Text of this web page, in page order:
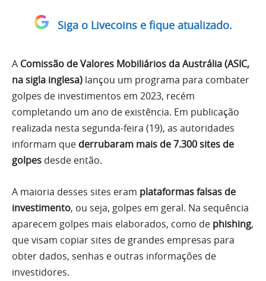
Siga o Livecoins e fique atualizado.
A Comissão de Valores Mobiliários da Austrália (ASIC,
na sigla inglesa) lançou um programa para combater
golpes de investimentos em 2023, recém
completando um ano de existência. Em publicação
realizada nesta segunda-feira (19), as autoridades
informam que derrubaram mais de 7.300 sites de
golpes desde então.
A maioria desses sites eram plataformas falsas de
investimento, ou seja, golpes em geral. Na sequência
aparecem golpes mais elaborados, como de phishing,
que visam copiar sites de grandes empresas para
obter dados, senhas e outras informações de
investidores.